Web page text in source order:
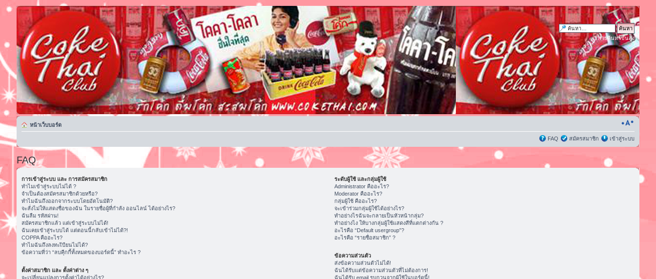
การค้นหาขั้นสูง
หน้าเว็บบอร์ด
FAQ สมัครสมาชิก เข้าสู่ระบบ
FAQ
การเข้าสู่ระบบ และ การสมัครสมาชิก
ทำไมเข้าสู่ระบบไม่ได้ ?
จำเป็นต้องสมัครสมาชิกด้วยหรือ?
ทำไมฉันถึงออกจากระบบโดยอัตโนมัติ?
จะสั่งไม่ให้แสดงชื่อของฉัน ในรายชื่อผู้ที่กำลัง ออนไลน์ ได้อย่างไร?
ฉันลืม รหัสผ่าน!
สมัครสมาชิกแล้ว แต่เข้าสู่ระบบไม่ได้!
ฉันเคยเข้าสู่ระบบได้ แต่ตอนนี้กลับเข้าไม่ได้?!
COPPA คืออะไร?
ทำไมฉันถึงลงทะเีบียนไม่ได้?
ข้อความที่ว่า “ลบคุีกกี้ทั้งหมดของบอร์ดนี้” ทำอะไร ?
ตั้งค่าสมาชิก และ ตั้งค่าต่าง ๆ
จะเปลี่ยนแปลงการตั้งค่าได้อย่างไร?
ระดับผู้ใช้ และกลุ่มผู้ใช้
Administrator คืออะไร?
Moderator คืออะไร?
กลุ่มผู้ใช้ คืออะไร?
จะเข้าร่วมกลุ่มผู้ใช้ได้อย่างไร?
ทำอย่างไรฉันจะกลายเป็นหัวหน้ากลุ่ม?
ทำอย่างไง ให้บางกลุ่มผู้ใช้แสดงสีที่แตกต่างกัน ?
อะไรคือ “Default usergroup”?
อะไรคือ “รายชื่อสมาชิก” ?
ข้อความส่วนตัว
ส่งข้อความส่วนตัวไม่ได้!
ฉันได้รับแต่ข้อความส่วนตัวที่ไม่ต้องการ!
ฉันได้รับ email รบกวนจากผู้ใช้ในบอร์ดนี้!